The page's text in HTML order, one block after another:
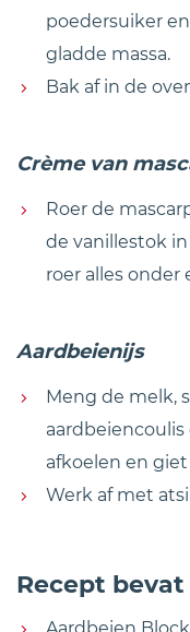
poedersuiker
gladde massa.
Bak af in de
Crème van
Roer de
de vanillestok in
roer alles onder
Aardbeienijs
Meng de melk,
aardbeiencoulis
afkoelen en
Werk af met
Recept bevat